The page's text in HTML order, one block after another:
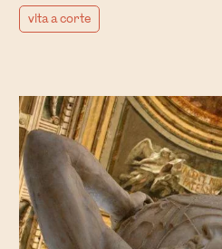
vita a corte